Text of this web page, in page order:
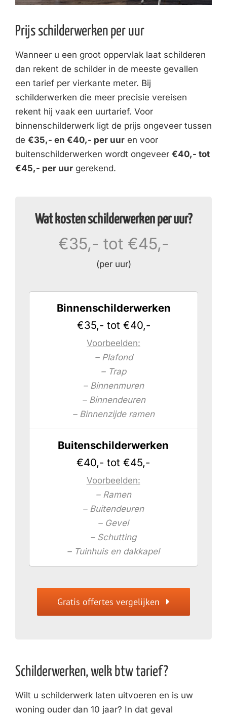
Prijs schilderwerken per uur
Wanneer u een groot oppervlak laat schilderen
dan rekent de schilder in de meeste gevallen
een tarief per vierkante meter. Bij
schilderwerken die meer precisie vereisen
rekent hij vaak een uurtarief. Voor
binnenschilderwerk ligt de prijs ongeveer tussen
de €35,- en €40,- per uur en voor
buitenschilderwerken wordt ongeveer €40,- tot
€45,- per uur gerekend.
Wat kosten schilderwerken per uur?
€35,- tot €45,-
(per uur)
Binnenschilderwerken
€35,- tot €40,-
Voorbeelden:
– Plafond
– Trap
– Binnenmuren
– Binnendeuren
– Binnenzijde ramen
Buitenschilderwerken
€40,- tot €45,-
Voorbeelden:
– Ramen
– Buitendeuren
– Gevel
– Schutting
– Tuinhuis en dakkapel
Gratis offertes vergelijken
Schilderwerken, welk btw tarief?
Wilt u schilderwerk laten uitvoeren en is uw
woning ouder dan 10 jaar? In dat geval